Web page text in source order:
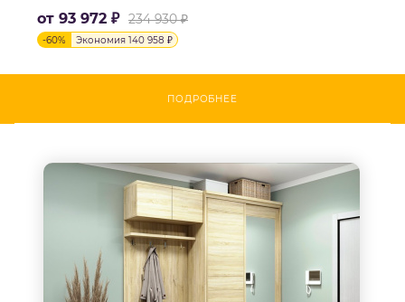
от 93 972 ₽ 234 930 ₽
-60% Экономия 140 958 ₽
ПОДРОБНЕЕ